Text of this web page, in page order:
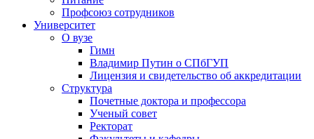
Профсоюз сотрудников
Университет
О вузе
Гимн
Владимир Путин о СПбГУП
Лицензия и свидетельство об аккредитации
Структура
Почетные доктора и профессора
Ученый совет
Ректорат